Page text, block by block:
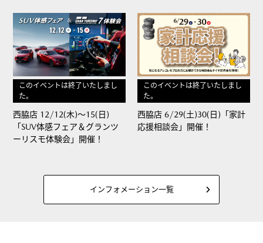
このイベントは終了いたしまし
た。
西脇店 12/12(木)～15(日)
「SUV体感フェア＆グランツ
ーリスモ体験会」開催！
このイベントは終了いたしまし
た。
西脇店 6/29(土)30(日)「家計
応援相談会」開催！
インフォメーション一覧